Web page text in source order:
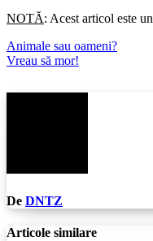
NOTĂ: Acest articol este
Navigare
în
articole
Animale sau oameni?
Vreau să mor!
De DNTZ
Articole similare